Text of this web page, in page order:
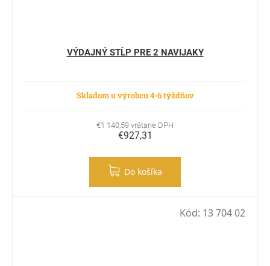
VÝDAJNÝ STĹP PRE 2 NAVIJAKY
Skladom u výrobcu 4-6 týždňov
€1 140,59 vrátane DPH
€927,31
Do košíka
Kód: 13 704 02